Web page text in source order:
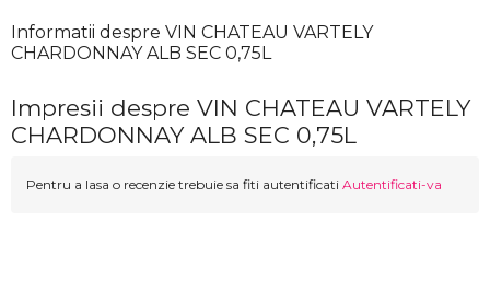
Informatii despre VIN CHATEAU VARTELY
CHARDONNAY ALB SEC 0,75L
Impresii despre VIN CHATEAU VARTELY
CHARDONNAY ALB SEC 0,75L
Pentru a lasa o recenzie trebuie sa fiti autentificati Autentificati-va